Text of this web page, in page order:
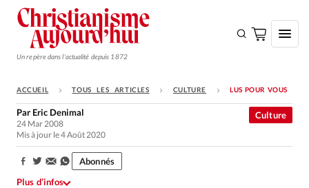
Un repère dans l'actualité depuis 1872
S'ABONNER
Monde
Opinions
ACCUEIL TOUS LES ARTICLES CULTURE LUS POUR VOUS
Culture
Par Eric Denimal
24 Mar 2008
Mis à jour le 4 Août 2020
Partager:
Abonnés
Plus d’infos